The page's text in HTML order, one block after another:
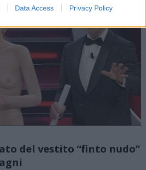
Data Access Privacy Policy
del vestito “finto nudo”